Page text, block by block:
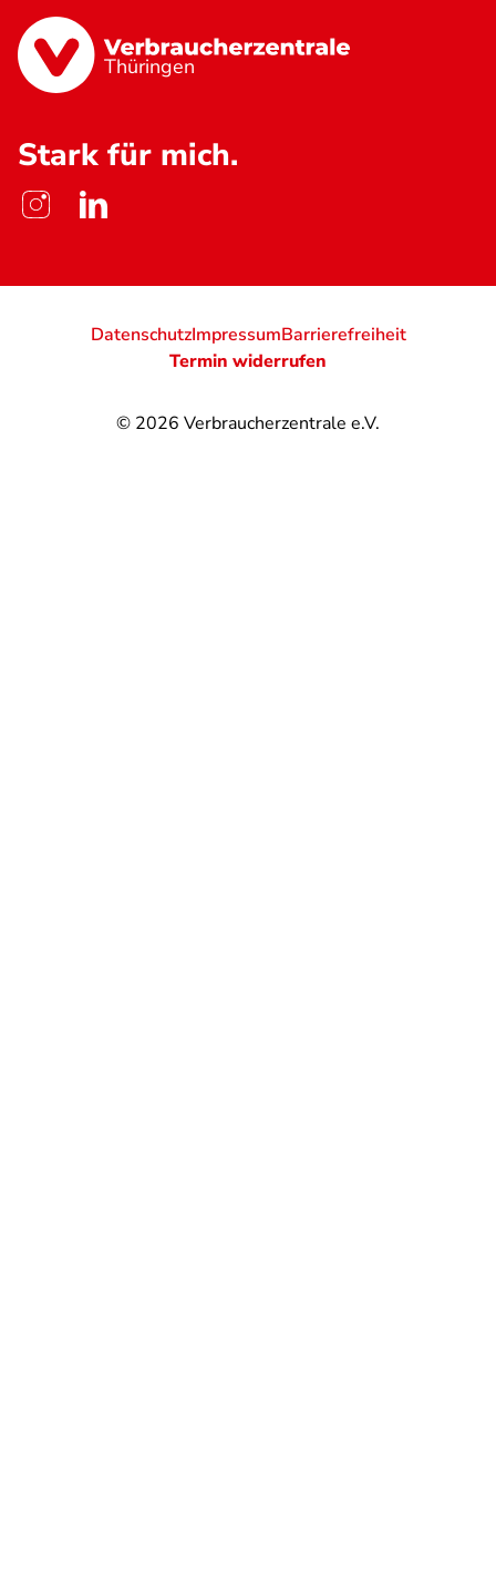
Thüringen
Stark für mich.
© 2026 Verbraucherzentrale e.V.
DatenschutzImpressumBarrierefreiheit
Termin widerrufen